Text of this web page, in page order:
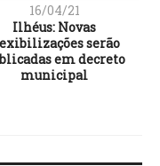
16/04/21
Ilhéus: Novas
serão
em decreto
municipal